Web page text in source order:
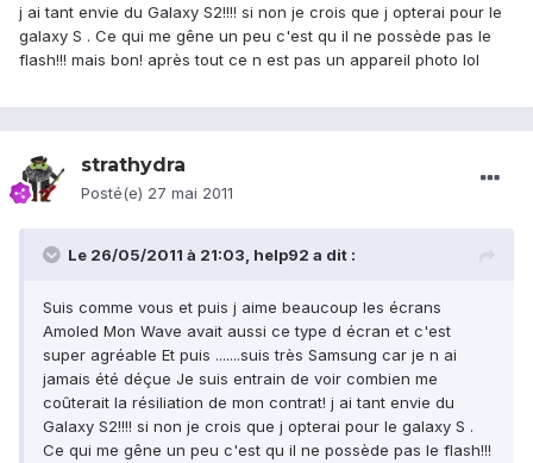
j ai tant envie du Galaxy S2!!!! si non je crois que j opterai pour le
galaxy S . Ce qui me gêne un peu c'est qu il ne possède pas le
flash!!! mais bon! après tout ce n est pas un appareil photo lol
strathydra
Posté(e) 27 mai 2011
Le 26/05/2011 à 21:03, help92 a dit :
Suis comme vous et puis j aime beaucoup les écrans
Amoled Mon Wave avait aussi ce type d écran et c'est
super agréable Et puis .......suis très Samsung car je n ai
jamais été déçue Je suis entrain de voir combien me
coûterait la résiliation de mon contrat! j ai tant envie du
Galaxy S2!!!! si non je crois que j opterai pour le galaxy S .
Ce qui me gêne un peu c'est qu il ne possède pas le flash!!!